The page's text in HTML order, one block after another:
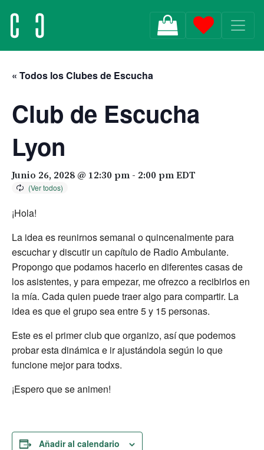
MAIN NAVIGATION
« Todos los Clubes de Escucha
Club de Escucha
Lyon
Junio 26, 2028 @ 12:30 pm - 2:00 pmEDT
¡Hola!
La idea es reunirnos semanal o quincenalmente para
escuchar y discutir un capítulo de Radio Ambulante.
Propongo que podamos hacerlo en diferentes casas de
los asistentes, y para empezar, me ofrezco a recibirlos en
la mía. Cada quien puede traer algo para compartir. La
idea es que el grupo sea entre 5 y 15 personas.
Este es el primer club que organizo, así que podemos
probar esta dinámica e ir ajustándola según lo que
funcione mejor para todxs.
¡Espero que se animen!
Añadir al calendario